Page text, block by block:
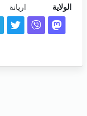
الولاية
اريانة